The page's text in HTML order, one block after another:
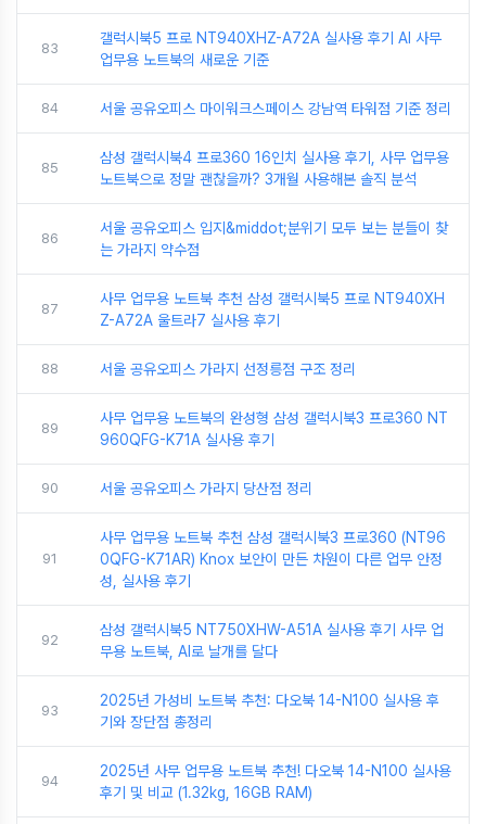
83
갤럭시북5 프로 NT940XHZ-A72A 실사용 후기 AI 사무
업무용 노트북의 새로운 기준
84 서울 공유오피스 마이워크스페이스 강남역 타워점 기준 정리
85
삼성 갤럭시북4 프로360 16인치 실사용 후기, 사무 업무용
노트북으로 정말 괜찮을까? 3개월 사용해본 솔직 분석
86
서울 공유오피스 입지&middot;분위기 모두 보는 분들이 찾
는 가라지 약수점
87
사무 업무용 노트북 추천 삼성 갤럭시북5 프로 NT940XH
Z-A72A 울트라7 실사용 후기
88 서울 공유오피스 가라지 선정릉점 구조 정리
89
사무 업무용 노트북의 완성형 삼성 갤럭시북3 프로360 NT
960QFG-K71A 실사용 후기
90 서울 공유오피스 가라지 당산점 정리
91
사무 업무용 노트북 추천 삼성 갤럭시북3 프로360 (NT96
0QFG-K71AR) Knox 보안이 만든 차원이 다른 업무 안정
성, 실사용 후기
92
삼성 갤럭시북5 NT750XHW-A51A 실사용 후기 사무 업
무용 노트북, AI로 날개를 달다
93
2025년 가성비 노트북 추천: 다오북 14-N100 실사용 후
기와 장단점 총정리
94
2025년 사무 업무용 노트북 추천! 다오북 14-N100 실사용
후기 및 비교 (1.32kg, 16GB RAM)